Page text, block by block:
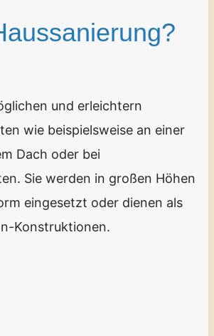
und erleichtern
wie beispielsweise an einer
Dach oder bei
Sie werden in großen Höhen
eingesetzt oder dienen als
Konstruktionen.